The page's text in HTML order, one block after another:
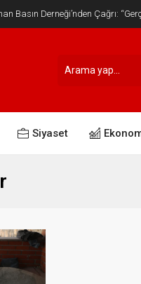
Basın Derneği’nden Çağrı:
Siyaset